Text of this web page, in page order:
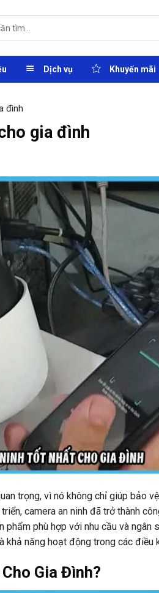
Dịch vụ Khuyến mãi
đình
gia đình
trọng, vì nó không chỉ giúp bảo
camera an ninh đã trở thành
phù hợp với nhu cầu và ngân
năng hoạt động trong các điều
Gia Đình?